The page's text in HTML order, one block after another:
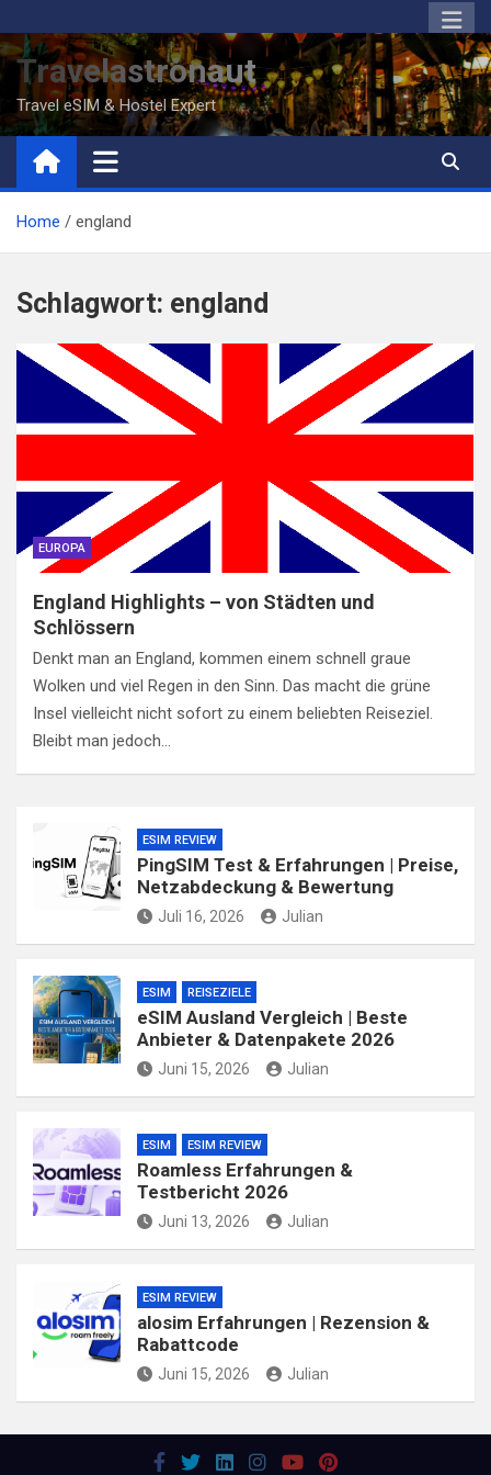
to
content
Travelastronaut
Travel eSIM & Hostel Expert
Home england
Schlagwort: england
EUROPA
England Highlights – von Städten und
Schlössern
Denkt man an England, kommen einem schnell graue
Wolken und viel Regen in den Sinn. Das macht die grüne
Insel vielleicht nicht sofort zu einem beliebten Reiseziel.
Bleibt man jedoch…
ESIM REVIEW
PingSIM Test & Erfahrungen | Preise,
Netzabdeckung & Bewertung
Juli 16, 2026 Julian
ESIM REISEZIELE
eSIM Ausland Vergleich | Beste
Anbieter & Datenpakete 2026
Juni 15, 2026 Julian
ESIM ESIM REVIEW
Roamless Erfahrungen &
Testbericht 2026
Juni 13, 2026 Julian
ESIM REVIEW
alosim Erfahrungen | Rezension &
Rabattcode
Juni 15, 2026 Julian